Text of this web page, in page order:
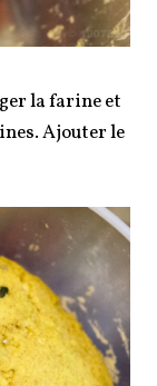
la farine et
Ajouter le